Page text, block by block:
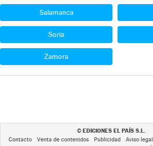
Salamanca
Soria
Zamora
© EDICIONES EL PAÍS S.L.
Contacto Venta de contenidos Publicidad Aviso legal